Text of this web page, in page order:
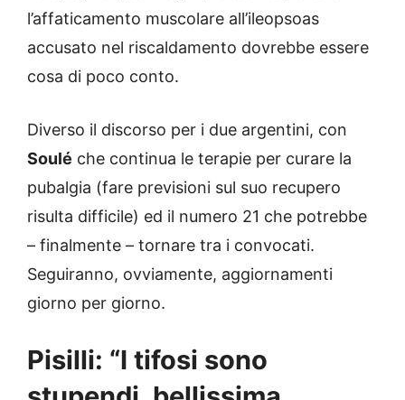
l’affaticamento muscolare all’ileopsoas
accusato nel riscaldamento dovrebbe essere
cosa di poco conto.
Diverso il discorso per i due argentini, con
Soulé che continua le terapie per curare la
pubalgia (fare previsioni sul suo recupero
risulta difficile) ed il numero 21 che potrebbe
– finalmente – tornare tra i convocati.
Seguiranno, ovviamente, aggiornamenti
giorno per giorno.
Pisilli: “I tifosi sono